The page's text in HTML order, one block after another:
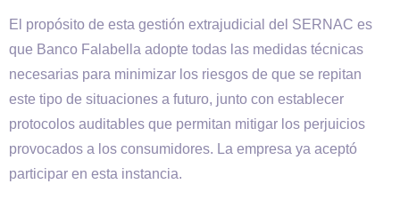
El propósito de esta gestión extrajudicial del SERNAC es
que Banco Falabella adopte todas las medidas técnicas
necesarias para minimizar los riesgos de que se repitan
este tipo de situaciones a futuro, junto con establecer
protocolos auditables que permitan mitigar los perjuicios
provocados a los consumidores. La empresa ya aceptó
participar en esta instancia.